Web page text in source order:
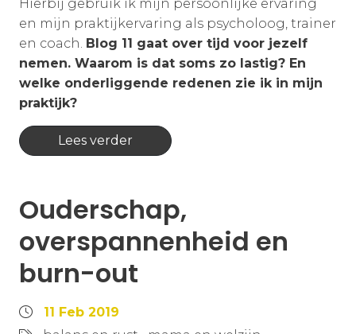
Hierbij gebruik ik mijn persoonlijke ervaring
en mijn praktijkervaring als psycholoog, trainer
en coach. Blog 11 gaat over tijd voor jezelf
nemen. Waarom is dat soms zo lastig? En
welke onderliggende redenen zie ik in mijn
praktijk?
Lees verder
Ouderschap,
overspannenheid en
burn-out
11 Feb 2019